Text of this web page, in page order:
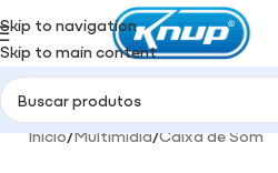
Skip to navigation
Skip to main content
Início/Multimidia/Caixa de Som